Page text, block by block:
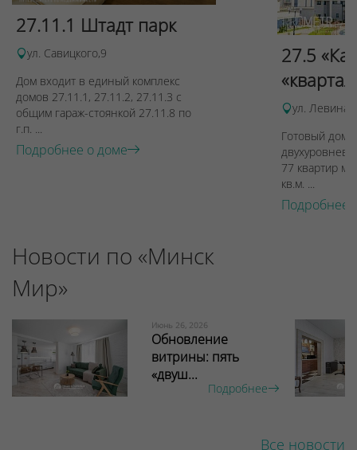
27.11.1 Штадт парк
ул. Савицкого,9
Дом входит в единый комплекс
домов 27.11.1, 27.11.2, 27.11.3 с
общим гараж-стоянкой 27.11.8 по
г.п. ...
Подробнее о доме
27.5
ул. Левина,
Готовый дом
77 квартир
кв.м. ...
Подробнее
Новости по «Минск
Мир»
Июнь 26, 2026
Обновление
витрины: пять
«двуш...
Подробнее
Все новости